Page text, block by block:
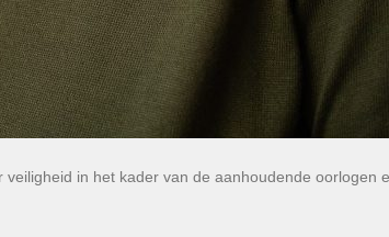
in het kader van de aanhoudende oorlogen